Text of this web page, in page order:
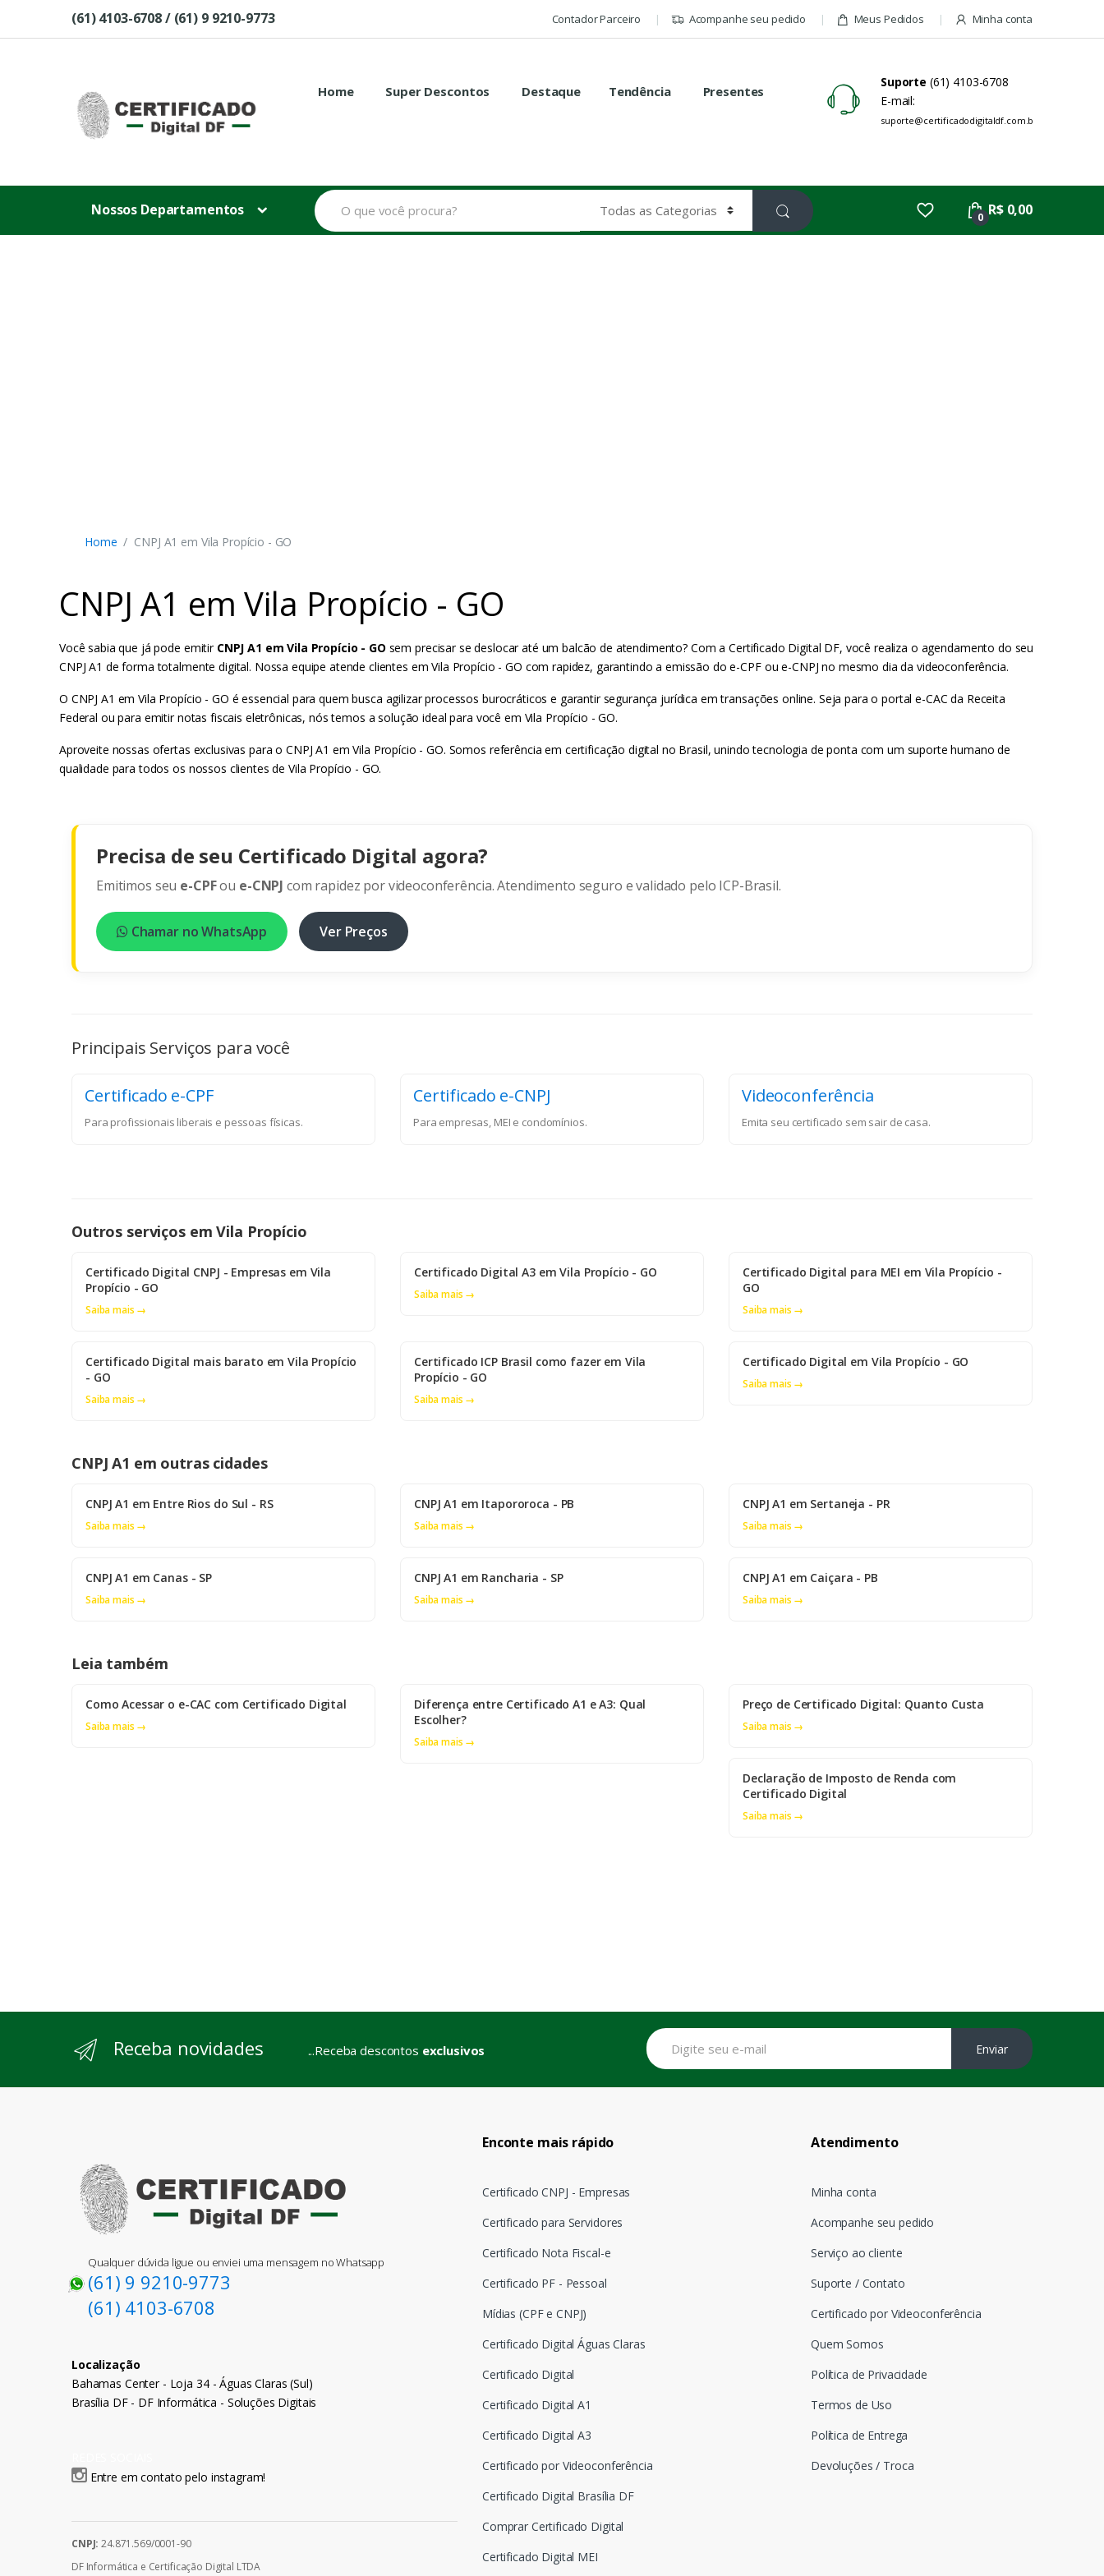
Skip to navigation
Skip to content(61) 4103-6708 / (61) 9 9210-9773 Contador Parceiro Acompanhe seu pedido Meus Pedidos Minha conta
Home Super Descontos Destaque Tendência Presentes
Suporte (61) 4103-6708
E-mail:
suporte@certificadodigitaldf.com.br
Nossos Departamentos
B
u
s
0 R$ 0,00
Home CNPJ A1 em Vila Propício - GO
CNPJ A1 em Vila Propício - GO
Você sabia que já pode emitir CNPJ A1 em Vila Propício - GO sem precisar se deslocar até um balcão de atendimento? Com a Certificado Digital DF, você realiza o agendamento do seu
CNPJ A1 de forma totalmente digital. Nossa equipe atende clientes em Vila Propício - GO com rapidez, garantindo a emissão do e-CPF ou e-CNPJ no mesmo dia da videoconferência.
O CNPJ A1 em Vila Propício - GO é essencial para quem busca agilizar processos burocráticos e garantir segurança jurídica em transações online. Seja para o portal e-CAC da Receita
Federal ou para emitir notas fiscais eletrônicas, nós temos a solução ideal para você em Vila Propício - GO.
Aproveite nossas ofertas exclusivas para o CNPJ A1 em Vila Propício - GO. Somos referência em certificação digital no Brasil, unindo tecnologia de ponta com um suporte humano de
qualidade para todos os nossos clientes de Vila Propício - GO.
Precisa de seu Certificado Digital agora?
Emitimos seu e-CPFou e-CNPJ com rapidez por videoconferência. Atendimento seguro e validado pelo ICP-Brasil.
Chamar no WhatsApp Ver Preços
Principais Serviços para você
Certificado e-CPF
Para profissionais liberais e pessoas físicas.
Certificado e-CNPJ
Para empresas, MEI e condomínios.
Videoconferência
Emita seu certificado sem sair de casa.
Outros serviços em Vila Propício
Certificado Digital CNPJ - Empresas em Vila
Propício - GO
Saiba mais →
Certificado Digital A3 em Vila Propício - GO
Saiba mais →
Certificado Digital para MEI em Vila Propício -
GO
Saiba mais →
Certificado Digital mais barato em Vila Propício
- GO
Saiba mais →
Certificado ICP Brasil como fazer em Vila
Propício - GO
Saiba mais →
Certificado Digital em Vila Propício - GO
Saiba mais →
CNPJ A1 em outras cidades
CNPJ A1 em Entre Rios do Sul - RS
Saiba mais →
CNPJ A1 em Itapororoca - PB
Saiba mais →
CNPJ A1 em Sertaneja - PR
Saiba mais →
CNPJ A1 em Canas - SP
Saiba mais →
CNPJ A1 em Rancharia - SP
Saiba mais →
CNPJ A1 em Caiçara - PB
Saiba mais →
Leia também
Como Acessar o e-CAC com Certificado Digital
Saiba mais →
Diferença entre Certificado A1 e A3: Qual
Escolher?
Saiba mais →
Preço de Certificado Digital: Quanto Custa
Saiba mais →
Declaração de Imposto de Renda com
Certificado Digital
Saiba mais →
Receba novidades ...Receba descontos exclusivos Enviar
Enconte mais rápido
Certificado CNPJ - Empresas
Certificado para Servidores
Certificado Nota Fiscal-e
Certificado PF - Pessoal
Mídias (CPF e CNPJ)
Certificado Digital Águas Claras
Certificado Digital
Certificado Digital A1
Certificado Digital A3
Certificado por Videoconferência
Certificado Digital Brasília DF
Comprar Certificado Digital
Certificado Digital MEI
Atendimento
Minha conta
Acompanhe seu pedido
Serviço ao cliente
Suporte / Contato
Certificado por Videoconferência
Quem Somos
Política de Privacidade
Termos de Uso
Política de Entrega
Devoluções / Troca
Qualquer dúvida ligue ou enviei uma mensagem no Whatsapp
(61) 9 9210-9773
(61) 4103-6708
Localização
Bahamas Center - Loja 34 - Águas Claras (Sul)
Brasília DF - DF Informática - Soluções Digitais
Entre em contato pelo instagram!
CNPJ: 24.871.569/0001-90
DF Informática e Certificação Digital LTDA